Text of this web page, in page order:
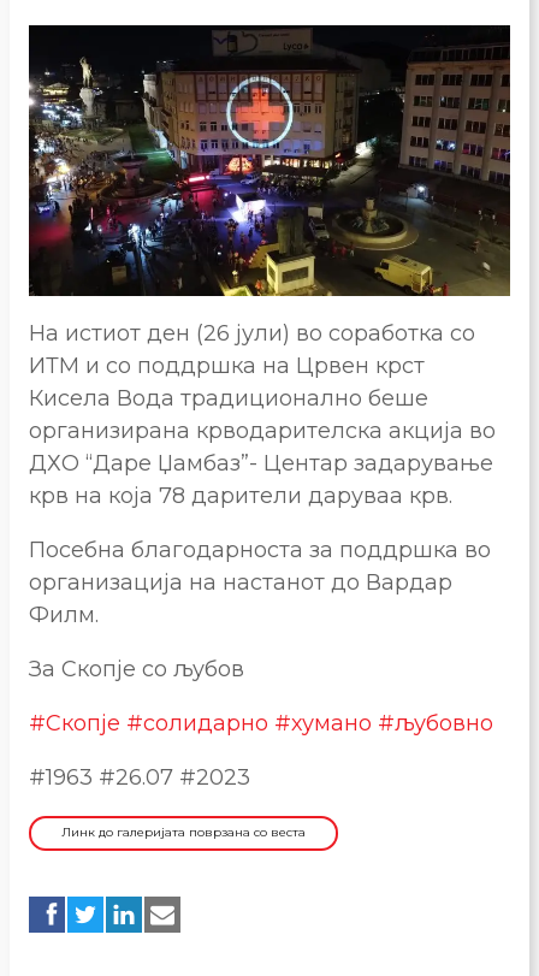
На истиот ден (26 јули) во соработка со
ИТМ и со поддршка на Црвен крст
Кисела Вода традиционално беше
организирана крводарителска акција во
ДХО “Даре Џамбаз”- Центар задарување
крв на која 78 дарители даруваа крв.
Посебна благодарноста за поддршка во
организација на настанот до Вардар
Филм.
За Скопје со љубов
#Скопје #солидарно #хумано #љубовно
#1963 #26.07 #2023
Линк до галеријата поврзана со веста